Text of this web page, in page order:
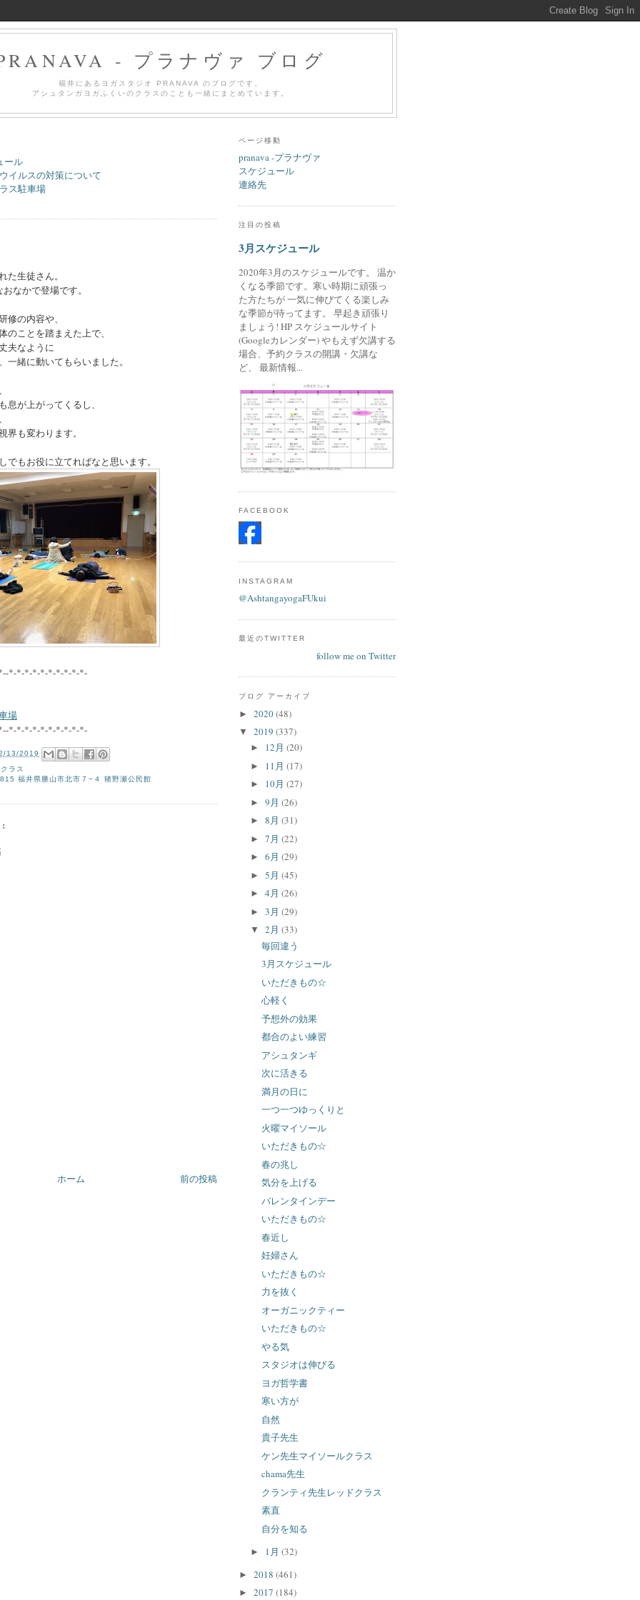
- プラナヴァ ブログ
福井にあるヨガスタジオ PRANAVA のブログです。
アシュタンガヨガふくいのクラスのことも一緒にまとめています。
ール
イルスの対策について
ス駐車場
た生徒さん。
なかで登場です。
修の内容や、
のことを踏まえた上で、
夫なように
一緒に動いてもらいました。
息が上がってくるし、
界も変わります。
でもお役に立てればなと思います。
*-*-*-*-*-*-*-*-*-*-
場
*-*-*-*-*-*-*-*-*-*-
13/2019
ラス
福井県勝山市北市７−４ 猪野瀬公民館
前の投稿
ホーム
ページ移動
pranava -プラナヴァ
スケジュール
連絡先
注目の投稿
3月スケジュール
2020年3月のスケジュールです。 温か
くなる季節です。寒い時期に頑張っ
た方たちが 一気に伸びてくる楽しみ
な季節が待ってます。 早起き頑張り
ましょう! HP スケジュールサイト
(Googleカレンダー) やもえず欠講する
場合、予約クラスの開講・欠講な
ど、 最新情報...
FACEBOOK
INSTAGRAM
@AshtangayogaFUkui
最近のTWITTER
follow me on Twitter
ブログ アーカイブ
► 2020(48)
▼ 2019 (337)
► 12月 (20)
► 11月 (17)
► 10月 (27)
► 9月 (26)
► 8月 (31)
► 7月 (22)
► 6月 (29)
► 5月 (45)
► 4月 (26)
► 3月 (29)
▼ 2月 (33)
毎回違う
3月スケジュール
いただきもの☆
心軽く
予想外の効果
都合のよい練習
アシュタンギ
次に活きる
満月の日に
一つ一つゆっくりと
火曜マイソール
いただきもの☆
春の兆し
気分を上げる
バレンタインデー
いただきもの☆
春近し
妊婦さん
いただきもの☆
力を抜く
オーガニックティー
いただきもの☆
やる気
スタジオは伸びる
ヨガ哲学書
寒い方が
自然
貴子先生
ケン先生マイソールクラス
chama先生
クランティ先生レッドクラス
素直
自分を知る
► 1月 (32)
► 2018 (461)
► 2017 (184)